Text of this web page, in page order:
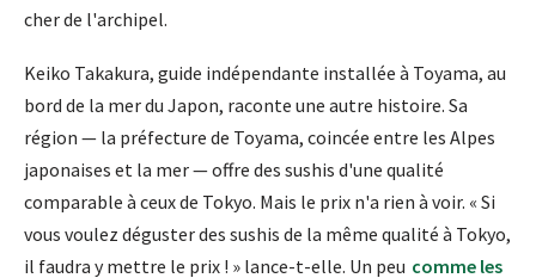
cher de l'archipel.
Keiko Takakura, guide indépendante installée à Toyama, au
bord de la mer du Japon, raconte une autre histoire. Sa
région — la préfecture de Toyama, coincée entre les Alpes
japonaises et la mer — offre des sushis d'une qualité
comparable à ceux de Tokyo. Mais le prix n'a rien à voir. « Si
vous voulez déguster des sushis de la même qualité à Tokyo,
il faudra y mettre le prix ! » lance-t-elle. Un peu comme les